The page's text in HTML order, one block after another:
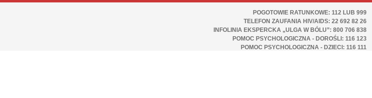
POGOTOWIE RATUNKOWE: 112 LUB 999
TELEFON ZAUFANIA HIV/AIDS: 22 692 82 26
INFOLINIA EKSPERCKA „ULGA W BÓLU”: 800 706 838
POMOC PSYCHOLOGICZNA - DOROŚLI: 116 123
POMOC PSYCHOLOGICZNA - DZIECI: 116 111